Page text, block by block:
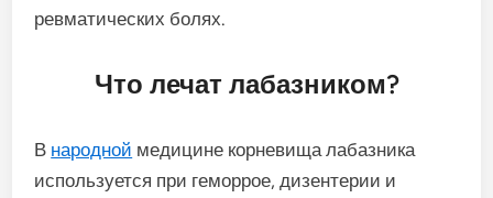
ревматических болях.
Что лечат лабазником?
В народной медицине корневища лабазника
используется при геморрое, дизентерии и